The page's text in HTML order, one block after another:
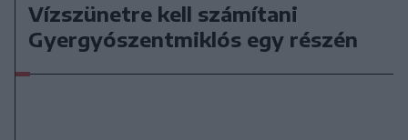
Vízszünetre kell számítani
Gyergyószentmiklós egy részén